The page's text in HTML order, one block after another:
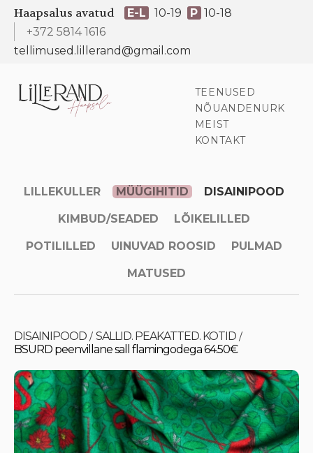
Haapsalus avatud E-L 10-19 P 10-18
+372 5814 1616
tellimused.lillerand@gmail.com
TEENUSED
NÕUANDENURK
MEIST
KONTAKT
LILLEKULLER MÜÜGIHITID DISAINIPOOD
KIMBUD/SEADED LÕIKELILLED
POTILILLED UINUVAD ROOSID PULMAD
MATUSED
DISAINIPOOD / SALLID. PEAKATTED. KOTID /
BSURD peenvillane sall flamingodega 64.50€